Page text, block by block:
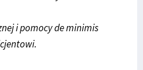
i pomocy de minimis